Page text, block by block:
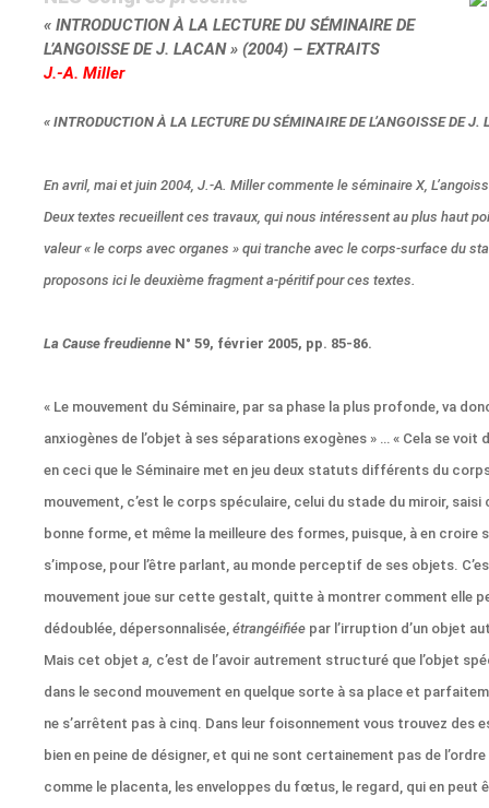
« INTRODUCTION À LA LECTURE DU SÉMINAIRE DE
L’ANGOISSE DE J. LACAN » (2004) – EXTRAITS
J.-A. Miller
« INTRODUCTION À LA LECTURE DU SÉMINAIRE DE L’ANGOISSE DE J.
En avril, mai et juin 2004, J.-A. Miller commente le séminaire X,
Deux textes recueillent ces travaux, qui nous intéressent au plus haut
valeur « le corps avec organes » qui tranche avec le corps-surface du
proposons ici le deuxième fragment a-péritif pour ces textes.
La Cause freudienne N° 59, février 2005, pp. 85-86.
« Le mouvement du Séminaire, par sa phase la plus profonde, va
anxiogènes de l’objet à ses séparations exogènes » … « Cela se voit
en ceci que le Séminaire met en jeu deux statuts différents du
mouvement, c’est le corps spéculaire, celui du stade du miroir, saisi
bonne forme, et même la meilleure des formes, puisque, à en croire
s’impose, pour l’être parlant, au monde perceptif de ses objets.
mouvement joue sur cette gestalt, quitte à montrer comment elle
dédoublée, dépersonnalisée,étrangéifiée par l’irruption d’un objet
Mais cet objeta, c’est de l’avoir autrement structuré que l’objet
dans le second mouvement en quelque sorte à sa place et
ne s’arrêtent pas à cinq. Dans leur foisonnement vous trouvez des
bien en peine de désigner, et qui ne sont certainement pas de
comme le placenta, les enveloppes du fœtus, le regard, qui en peut